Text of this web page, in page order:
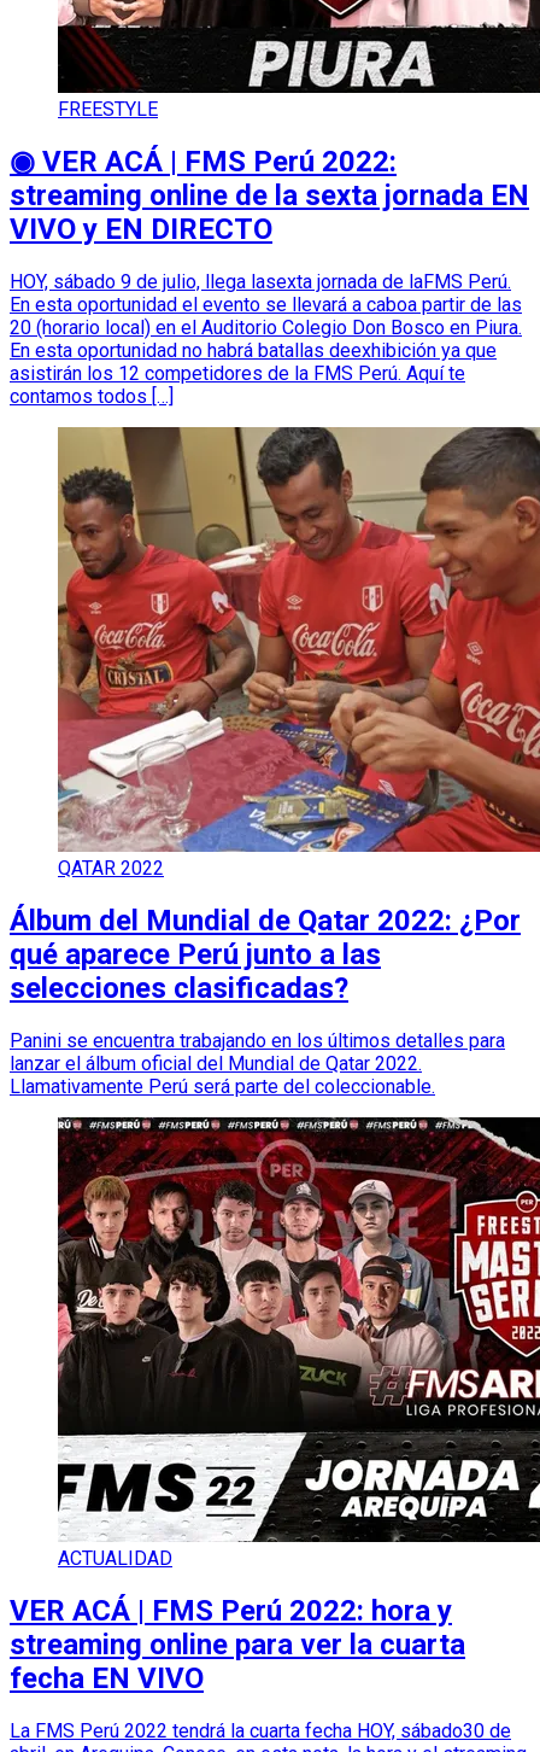
FREESTYLE
◉ VER ACÁ | FMS Perú 2022:
streaming online de la sexta jornada EN
VIVO y EN DIRECTO
HOY, sábado 9 de julio, llega lasexta jornada de laFMS Perú.
En esta oportunidad el evento se llevará a caboa partir de las
20 (horario local) en el Auditorio Colegio Don Bosco en Piura.
En esta oportunidad no habrá batallas deexhibición ya que
asistirán los 12 competidores de la FMS Perú. Aquí te
contamos todos […]
QATAR 2022
Álbum del Mundial de Qatar 2022: ¿Por
qué aparece Perú junto a las
selecciones clasificadas?
Panini se encuentra trabajando en los últimos detalles para
lanzar el álbum oficial del Mundial de Qatar 2022.
Llamativamente Perú será parte del coleccionable.
ACTUALIDAD
VER ACÁ | FMS Perú 2022: hora y
streaming online para ver la cuarta
fecha EN VIVO
La FMS Perú 2022 tendrá la cuarta fecha HOY, sábado30 de